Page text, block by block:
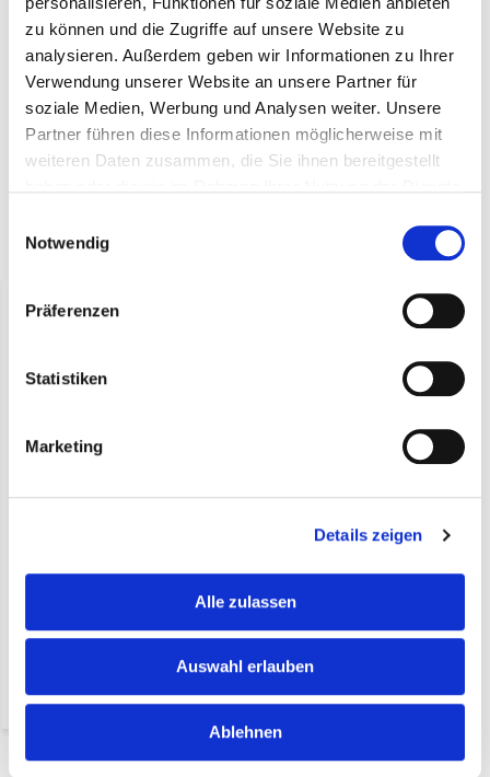
zu können und die Zugriffe auf unsere Website zu
analysieren. Außerdem geben wir Informationen zu Ihrer
Verwendung unserer Website an unsere Partner für
soziale Medien, Werbung und Analysen weiter. Unsere
Partner führen diese Informationen möglicherweise mit
weiteren Daten zusammen, die Sie ihnen bereitgestellt
Notwendig
Präferenzen
Statistiken
Marketing
Details zeigen
Alle zulassen
Auswahl erlauben
Ablehnen
Ideal zum Verpacken von Geschenken.
Passt in eine C-Box.
Maße ca. 38 × 27 × 6 cm
Zuletzt angesehen
Ovaler Korb mit
€ 34,50*
* exkl. MwSt. zzgl.
Versandkosten
- +